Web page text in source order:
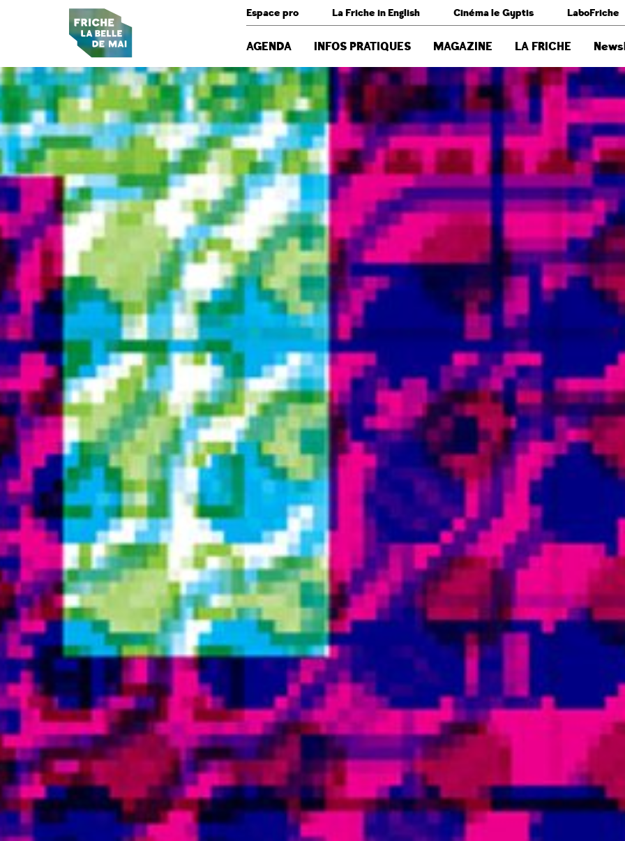
Espace pro La Friche in English Cinéma le Gyptis LaboFriche
AGENDA INFOS PRATIQUES MAGAZINE LA FRICHE
Panneau de gestion des cookies